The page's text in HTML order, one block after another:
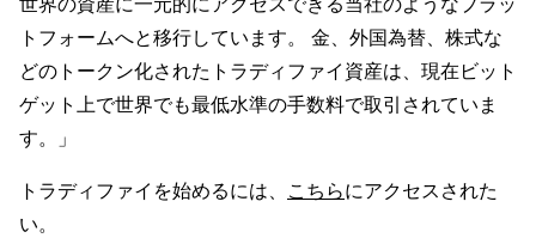
トフォームへと移行しています。 金、外国為替、株式な
どのトークン化されたトラディファイ資産は、現在ビット
ゲット上で世界でも最低水準の手数料で取引されていま
す。」
トラディファイを始めるには、 こちらにアクセスされた
い。